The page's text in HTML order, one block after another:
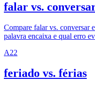
falar vs.
Compare falar vs. conversar
palavra encaixa e qual erro
A22
feriado vs. férias